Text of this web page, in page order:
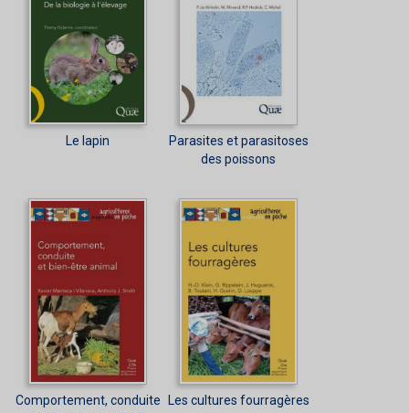
Le lapin
Parasites et parasitoses
des poissons
Comportement, conduite
Les cultures fourragères